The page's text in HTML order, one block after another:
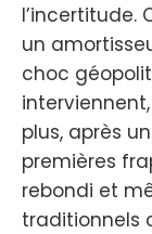
l’incertitude.
un
choc
plus, après
premières
rebondi et
traditionnels